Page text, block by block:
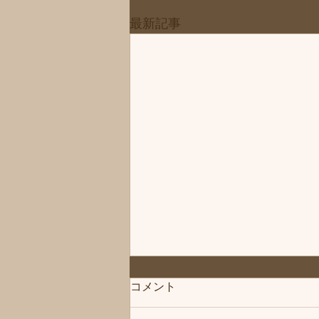
最新記事
「次回は」練馬髪質改善トリ
コメント